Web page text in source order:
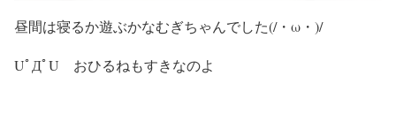
昼間は寝るか遊ぶかなむぎちゃんでした(/・ω・)/
UﾟДﾟU おひるねもすきなのよ